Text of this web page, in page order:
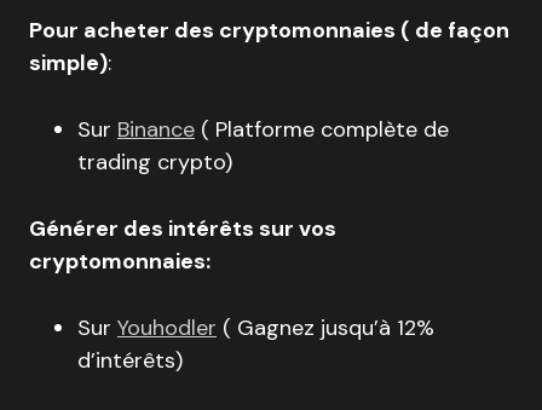
Pour acheter des cryptomonnaies ( de façon
simple):
Sur Binance ( Platforme complète de
trading crypto)
Générer des intérêts sur vos
cryptomonnaies:
Sur Youhodler ( Gagnez jusqu’à 12%
d’intérêts)